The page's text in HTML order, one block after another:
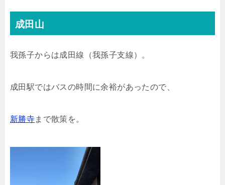
成田山
我孫子からは成田線（我孫子支線）。
成田駅ではバスの時間に余裕があったので、
新勝寺まで散策を。